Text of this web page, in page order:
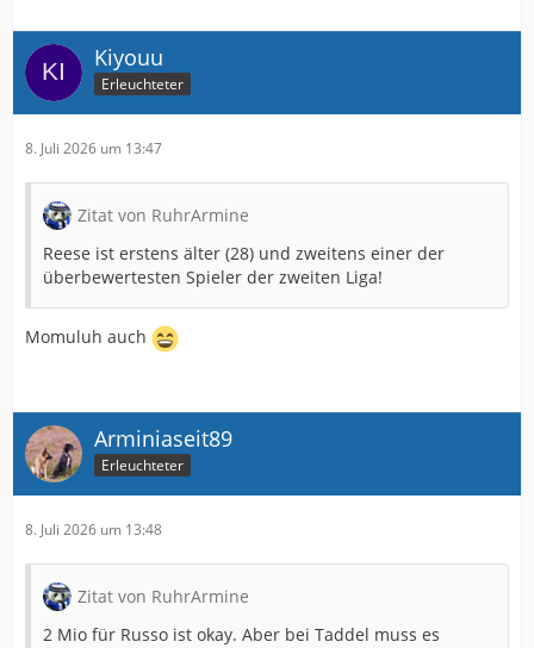
Kiyouu
Erleuchteter
8. Juli 2026 um 13:47
Zitat von RuhrArmine
Reese ist erstens älter (28) und zweitens einer der
überbewertesten Spieler der zweiten Liga!
Momuluh auch
Arminiaseit89
Erleuchteter
8. Juli 2026 um 13:48
Zitat von RuhrArmine
2 Mio für Russo ist okay. Aber bei Taddel muss es